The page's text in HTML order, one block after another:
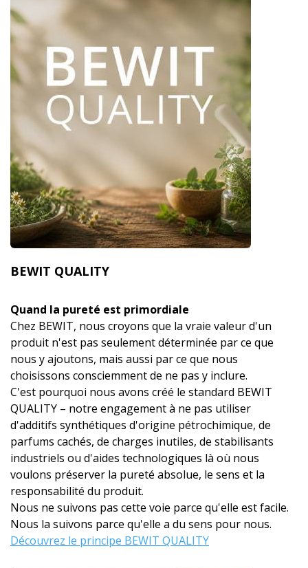
BEWIT QUALITY
Quand la pureté est primordiale
Chez BEWIT, nous croyons que la vraie valeur d'un
produit n'est pas seulement déterminée par ce que
nous y ajoutons, mais aussi par ce que nous
choisissons consciemment de ne pas y inclure.
C'est pourquoi nous avons créé le standard BEWIT
QUALITY – notre engagement à ne pas utiliser
d'additifs synthétiques d'origine pétrochimique, de
parfums cachés, de charges inutiles, de stabilisants
industriels ou d'aides technologiques là où nous
voulons préserver la pureté absolue, le sens et la
responsabilité du produit.
Nous ne suivons pas cette voie parce qu'elle est facile.
Nous la suivons parce qu'elle a du sens pour nous.
Découvrez le principe BEWIT QUALITY